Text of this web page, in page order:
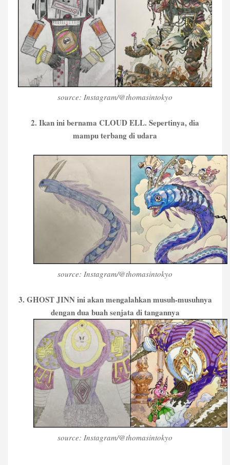
source: Instagram/@thomasintokyo
2. Ikan ini bernama CLOUD ELL. Sepertinya, dia
mampu terbang di udara
source: Instagram/@thomasintokyo
3. GHOST JINN ini akan mengalahkan musuh-musuhnya
dengan dua buah senjata di tangannya
source: Instagram/@thomasintokyo